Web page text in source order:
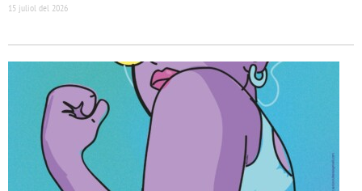
15 juliol del 2026